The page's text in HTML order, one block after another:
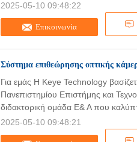
Επικοινωνία
2025-05-10 09:48:22
Σύστημα επιθεώρησης οπτικής
Για εμάς Η Keye Technology
Πανεπιστημίου Επιστήμης και
διδακτορική ομάδα Ε& Α που
2025-05-10 09:48:21